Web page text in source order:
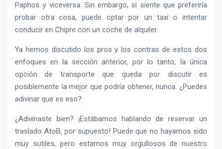
Paphos y viceversa. Sin embargo, si siente que preferiría
probar otra cosa, puede optar por un taxi o intentar
conducir en Chipre con un coche de alquiler.
Ya hemos discutido los pros y los contras de estos dos
enfoques en la sección anterior, por lo tanto, la única
opción de transporte que queda por discutir es
posiblemente la mejor que podría obtener, nunca. ¿Puedes
adivinar que es eso?
¿Adivinaste bien? ¡Estábamos hablando de reservar un
traslado AtoB, por supuesto! Puede que no hayamos sido
muy sutiles, pero estamos muy orgullosos de nuestro